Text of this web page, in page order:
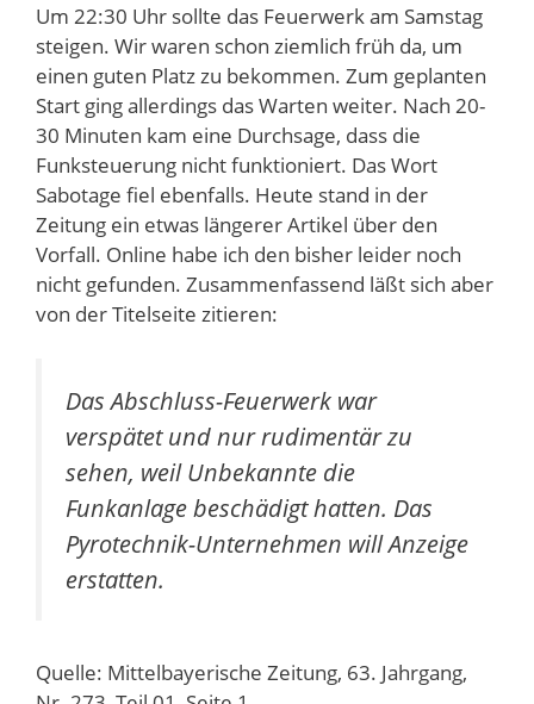
Um 22:30 Uhr sollte das Feuerwerk am Samstag
steigen. Wir waren schon ziemlich früh da, um
einen guten Platz zu bekommen. Zum geplanten
Start ging allerdings das Warten weiter. Nach 20-
30 Minuten kam eine Durchsage, dass die
Funksteuerung nicht funktioniert. Das Wort
Sabotage fiel ebenfalls. Heute stand in der
Zeitung ein etwas längerer Artikel über den
Vorfall. Online habe ich den bisher leider noch
nicht gefunden. Zusammenfassend läßt sich aber
von der Titelseite zitieren:
Das Abschluss-Feuerwerk war
verspätet und nur rudimentär zu
sehen, weil Unbekannte die
Funkanlage beschädigt hatten. Das
Pyrotechnik-Unternehmen will Anzeige
erstatten.
Quelle: Mittelbayerische Zeitung, 63. Jahrgang,